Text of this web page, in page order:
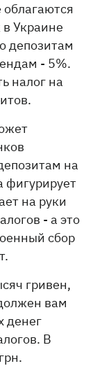
Украине
депозитам
- 5%.
налог на
на
фигурирует
на руки
- а это
сбор
гривен,
вам
денег
В